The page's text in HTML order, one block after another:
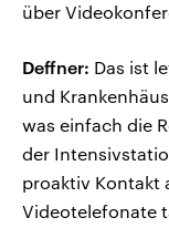
über
Deffner: Das ist
und
was einfach die
der
proaktiv Kontakt
Videotelefonate